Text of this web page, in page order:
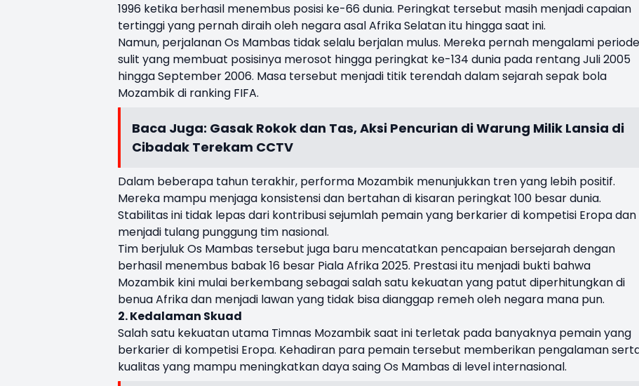
1996 ketika berhasil menembus posisi ke-66 dunia. Peringkat tersebut masih menjadi capaian
tertinggi yang pernah diraih oleh negara asal Afrika Selatan itu hingga saat ini.
Namun, perjalanan Os Mambas tidak selalu berjalan mulus. Mereka pernah mengalami periode
sulit yang membuat posisinya merosot hingga peringkat ke-134 dunia pada rentang Juli 2005
hingga September 2006. Masa tersebut menjadi titik terendah dalam sejarah sepak bola
Mozambik di ranking FIFA.
Baca Juga: Gasak Rokok dan Tas, Aksi Pencurian di Warung Milik Lansia di
Cibadak Terekam CCTV
Dalam beberapa tahun terakhir, performa Mozambik menunjukkan tren yang lebih positif.
Mereka mampu menjaga konsistensi dan bertahan di kisaran peringkat 100 besar dunia.
Stabilitas ini tidak lepas dari kontribusi sejumlah pemain yang berkarier di kompetisi Eropa dan
menjadi tulang punggung tim nasional.
Tim berjuluk Os Mambas tersebut juga baru mencatatkan pencapaian bersejarah dengan
berhasil menembus babak 16 besar Piala Afrika 2025. Prestasi itu menjadi bukti bahwa
Mozambik kini mulai berkembang sebagai salah satu kekuatan yang patut diperhitungkan di
benua Afrika dan menjadi lawan yang tidak bisa dianggap remeh oleh negara mana pun.
2. Kedalaman Skuad
Salah satu kekuatan utama Timnas Mozambik saat ini terletak pada banyaknya pemain yang
berkarier di kompetisi Eropa. Kehadiran para pemain tersebut memberikan pengalaman
kualitas yang mampu meningkatkan daya saing Os Mambas di level internasional.